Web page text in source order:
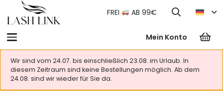
FREI AB 99€
Mein Konto
Wir sind vom 24.07. bis einschließlich 23.08. im Urlaub. In
diesem Zeitraum sind keine Bestellungen möglich. Ab dem
24.08. sind wir wieder für Sie da.